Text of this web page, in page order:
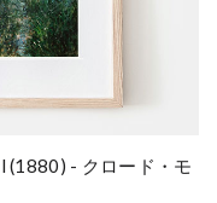
(1880) - クロード・モ